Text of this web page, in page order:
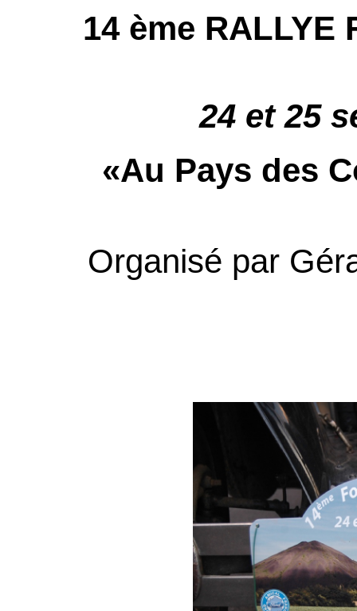
14 ème RALLYE
24 et 25
«Au Pays des
Organisé par